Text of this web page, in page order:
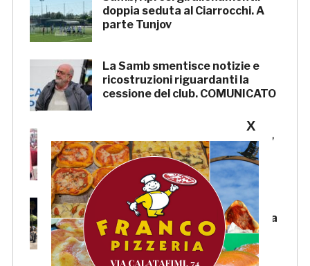
doppia seduta al Ciarrocchi. A
parte Tunjov
La Samb smentisce notizie e
ricostruzioni riguardanti la
cessione del club. COMUNICATO
FOCUS – Giusto criticare Massi,
ma anche riconoscerne i meriti
Scacchi in piazza: giovedì 6
agosto appuntamento in piazza
Salvo D’Acquisto
X